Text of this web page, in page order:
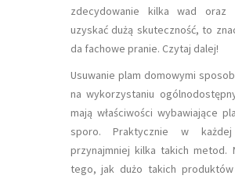
zdecydowanie kilka wad oraz
uzyskać dużą skuteczność, to
da fachowe pranie. Czytaj dalej!
Usuwanie plam domowymi
na wykorzystaniu
mają właściwości wybawiające
sporo. Praktycznie w
przynajmniej kilka takich metod.
tego, jak dużo takich produktów